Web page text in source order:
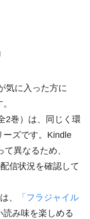
気に入った方に
2巻）は、同じく環
ーズです。Kindle
異なるため、
信状況を確認して
、
「フラジャイル
読み味を楽しめる